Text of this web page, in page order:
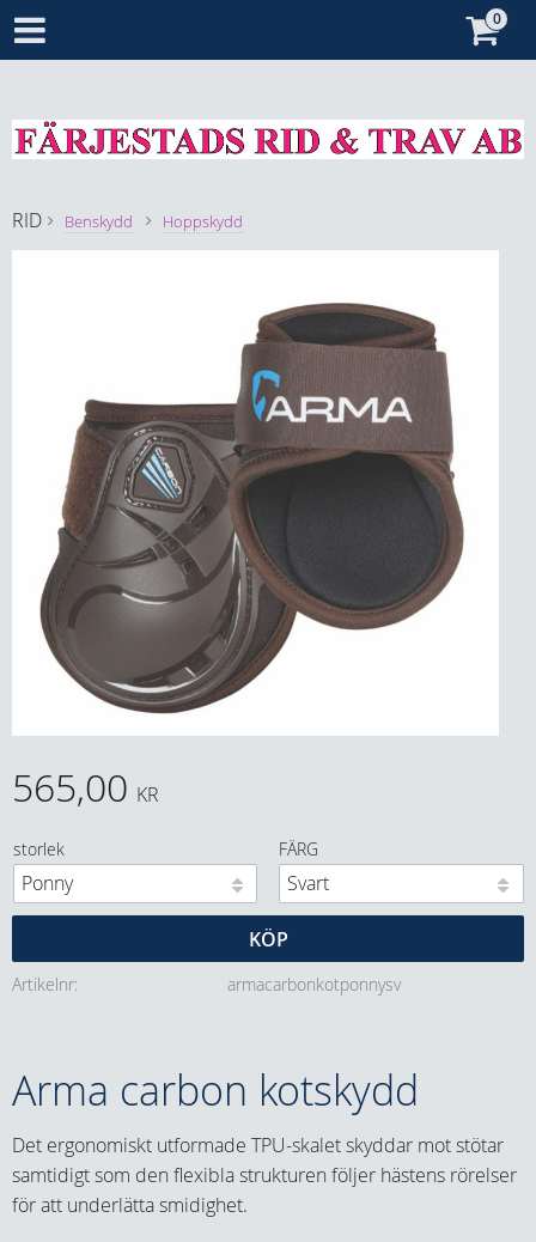
RID Benskydd Hoppskydd
565,00 KR
storlek FÄRG
KÖP
Artikelnr armacarbonkotponnysv
Arma carbon kotskydd
Det ergonomiskt utformade TPU-skalet skyddar mot stötar
samtidigt som den flexibla strukturen följer hästens rörelser
för att underlätta smidighet.